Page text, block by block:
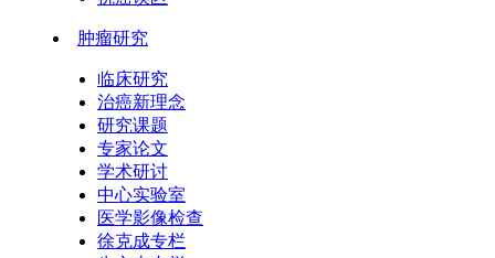
肿瘤研究
临床研究
治癌新理念
研究课题
专家论文
学术研讨
中心实验室
医学影像检查
徐克成专栏